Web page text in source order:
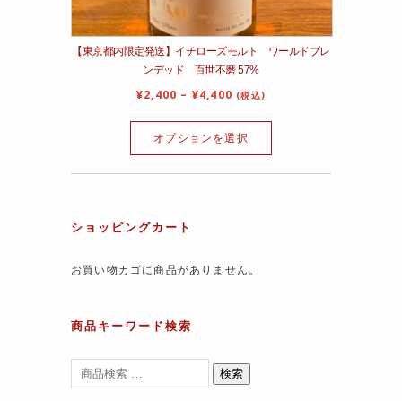
【東京都内限定発送】イチローズモルト ワールドブレ
ンデッド 百世不磨 57%
¥2,400 – ¥4,400 (税込)
オプションを選択
ショッピングカート
お買い物カゴに商品がありません。
商品キーワード検索
検索